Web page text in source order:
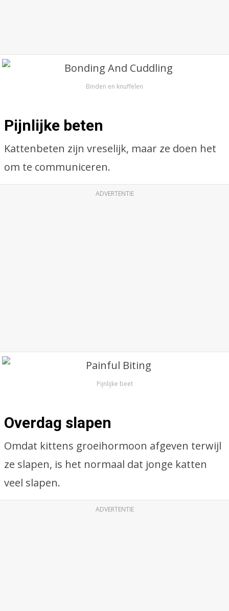
Binden en knuffelen
Pijnlijke beten
Kattenbeten zijn vreselijk, maar ze doen het
om te communiceren.
ADVERTENTIE
Pijnlijke beet
Overdag slapen
Omdat kittens groeihormoon afgeven terwijl
ze slapen, is het normaal dat jonge katten
veel slapen.
ADVERTENTIE